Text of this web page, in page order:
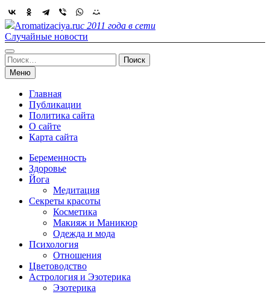
Skip
to
content
Aromatizaciya.ruс 2011 года в сети
Случайные новости
Найти:
Меню
Главная
Публикации
Политика сайта
О сайте
Карта сайта
Беременность
Здоровье
Йога
Медитация
Секреты красоты
Косметика
Макияж и Маникюр
Одежда и мода
Психология
Отношения
Цветоводство
Астрология и Эзотерика
Эзотерика